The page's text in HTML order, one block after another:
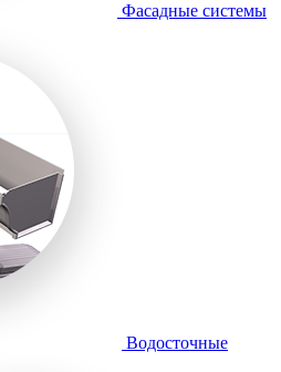
Фасадные системы
Водосточные